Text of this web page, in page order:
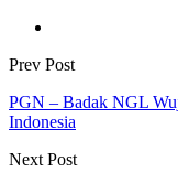
Prev Post
PGN – Badak NGL
Indonesia
Next Post